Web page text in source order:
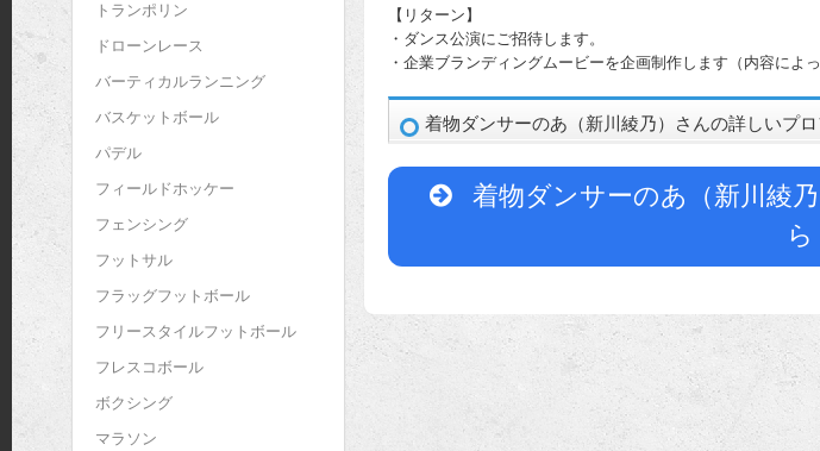
【リターン】
・ダンス公演にご招待します。
・企業ブランディングムービーを企画制作します（内容によ
着物ダンサーのあ（新川綾乃）さんの詳しいプ
着物ダンサーのあ（新川綾
ら
トランポリン
ドローンレース
バーティカルランニング
バスケットボール
パデル
フィールドホッケー
フェンシング
フットサル
フラッグフットボール
フリースタイルフットボール
フレスコボール
ボクシング
マラソン